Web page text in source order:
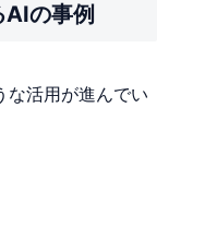
の事例
な活用が進んでい